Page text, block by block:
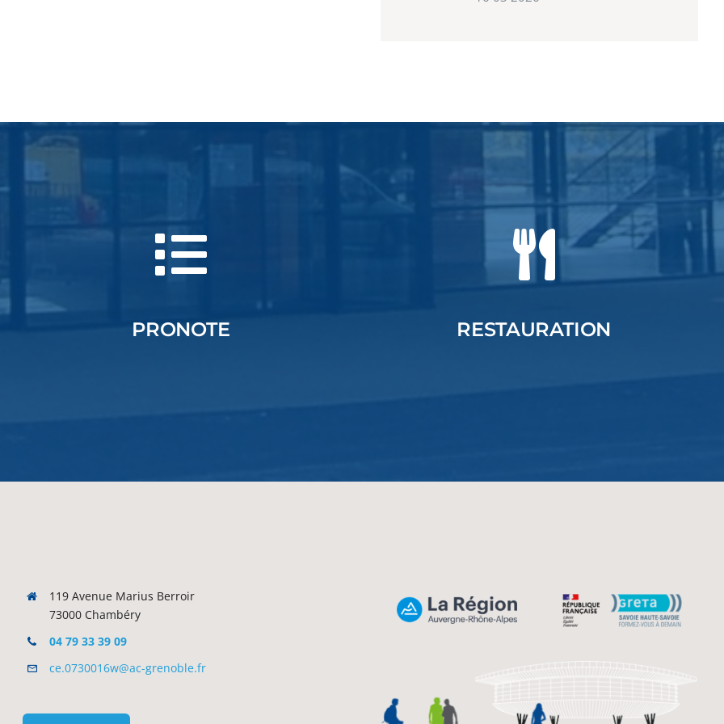
PRONOTE RESTAURATION
119 Avenue Marius Berroir
73000 Chambéry
04 79 33 39 09
ce.0730016w@ac-grenoble.fr